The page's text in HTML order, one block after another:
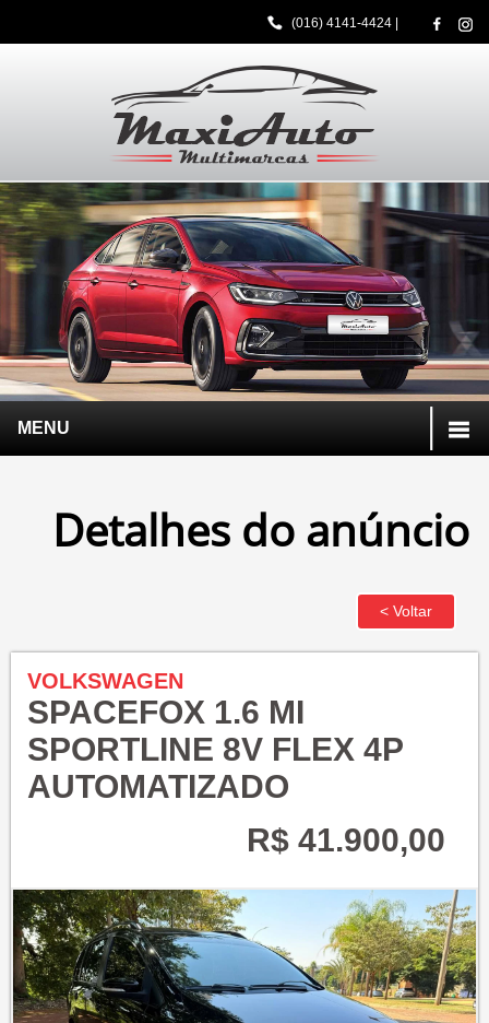
(016) 4141-4424
MENU
Detalhes do anúncio
VOLKSWAGEN
SPACEFOX 1.6 MI
SPORTLINE 8V FLEX 4P
AUTOMATIZADO
R$ 41.900,00